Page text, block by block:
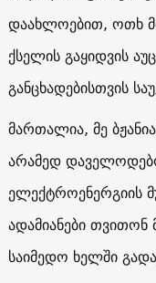
დაახლოებით, ოთხ
ქსელის გაყიდვის
განცხადებისთვის
მართალია, მე
არამედ
ელექტროენერგიის
ადამიანები
საიმედო ხელში